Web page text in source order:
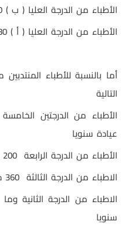
الأطباء من الدرجة العليا ( ب ) 360 جنيه بدل عيادة سنويا
الأطباء من الدرجة العليا ( أ ) 480 جنيه بدل عيادة سنويا
أما بالنسبة للأطباء
التالية
عيادة سنويا
الأطباء من الدرجة الرابعة 200 جنيه بدل عيادة سنويا
الاطباء من الدرجة الثالثة 360 جنيه بدل عيادة سنويا
سنويا